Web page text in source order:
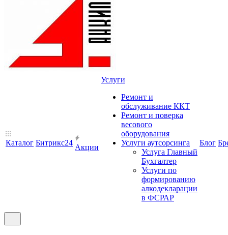
Каталог Битрикс24
Акции
Услуги
Ремонт и
обслуживание ККТ
Ремонт и поверка
весового
оборудования
Услуги аутсорсинга
Услуга Главный
Бухгалтер
Услуги по
формированию
алкодекларации
в ФСРАР
Блог